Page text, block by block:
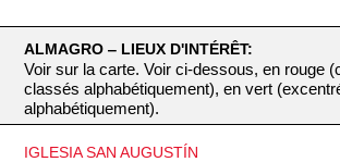
ALMAGRO ‒ LIEUX D'INTÉRÊT:
Voir sur la carte. Voir ci-dessous, en rouge
classés alphabétiquement), en vert
alphabétiquement).
IGLESIA SAN AUGUSTÍN